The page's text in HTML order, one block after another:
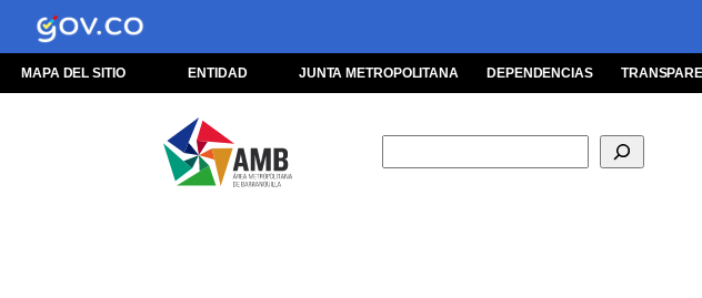
MAPA DEL SITIO ENTIDAD JUNTA METROPOLITANA DEPENDENCIAS